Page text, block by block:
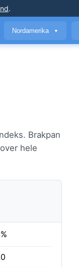
.
Nordamerika ▼
Brakpan
over hele